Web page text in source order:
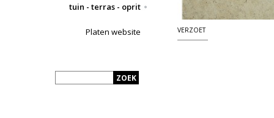
tuin - terras - oprit
Platen website VERZOET